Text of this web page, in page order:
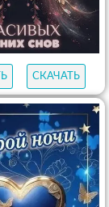
СКАЧАТЬ